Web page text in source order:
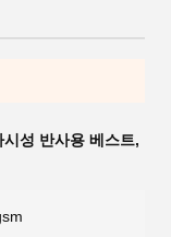
시성 반사용 베스트,